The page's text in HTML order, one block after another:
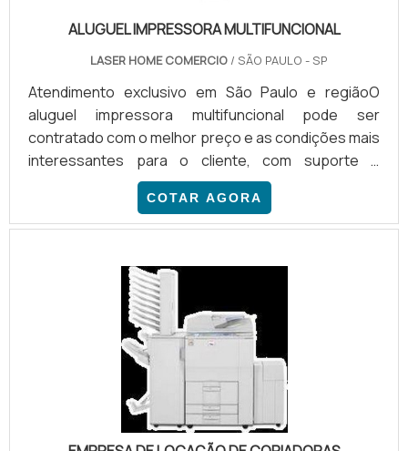
ALUGUEL IMPRESSORA MULTIFUNCIONAL
LASER HOME COMERCIO/ SÃO PAULO - SP
Atendimento exclusivo em São Paulo e regiãoO
aluguel impressora multifuncional pode ser
contratado com o melhor preço e as condições mais
interessantes para o cliente, com suporte e
serviços de manutenção inclusos. O atendimento é
sempre personalizado, focado nas principais
demandas das empresas modernas que trabalham
ADICIONAIS SOBRE O PRODUTOPara solicitar o
aluguel impressora, as empresas podem fazer
contato com um prestador de serviços
especializado. Basta.
COTAR AGORA